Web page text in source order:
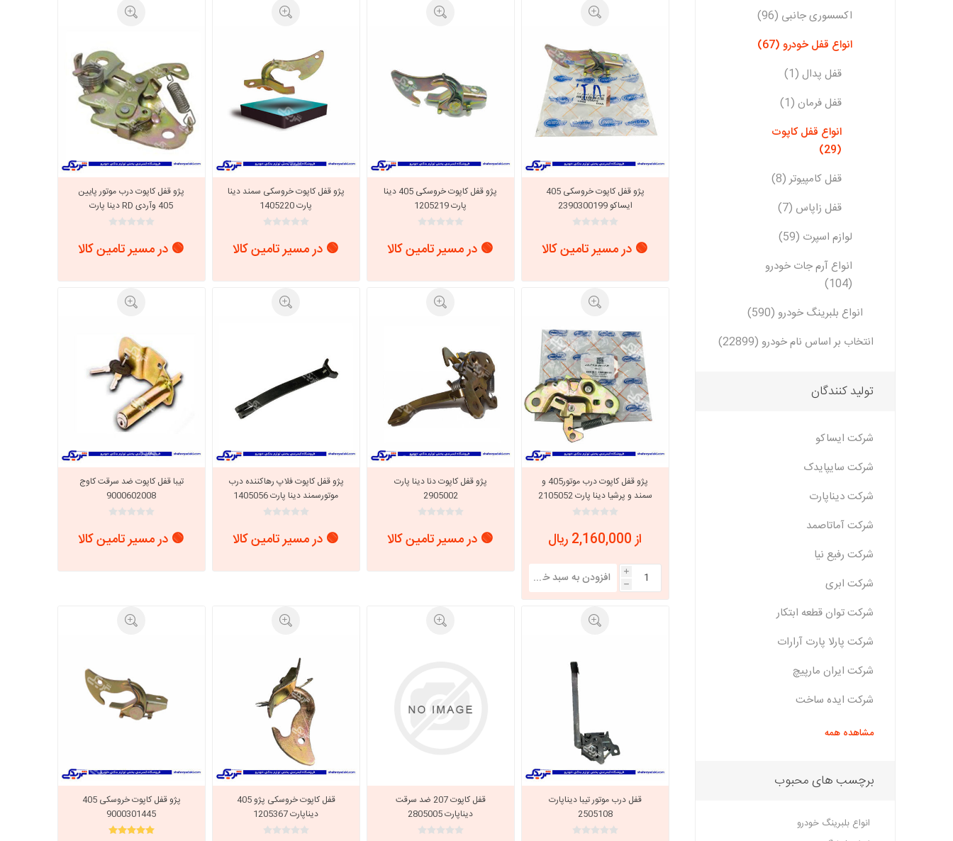
پژو قفل کاپوت خروسکی 405
ایساکو 2390300199
🟢 در مسیر تامین کالا
پژو قفل کاپوت خروسکی 405 دینا
پارت 1205219
🟢 در مسیر تامین کالا
پژو قفل کاپوت خروسکی سمند دینا
پارت 1405220
🟢 در مسیر تامین کالا
پژو قفل کاپوت درب موتور پایین
405 وآردی RD دینا پارت
2105009
🟢 در مسیر تامین کالا
پژو قفل کاپوت درب موتور405 و
سمند و پرشیا دینا پارت 2105052
از 2,160,000 ریال
i
h
پژو قفل کاپوت دنا دینا پارت
2905002
🟢 در مسیر تامین کالا
پژو قفل کاپوت فلاپ رهاکننده درب
موتورسمند دینا پارت 1405056
🟢 در مسیر تامین کالا
تیبا قفل کاپوت ضد سرقت کاوج
9000602008
🟢 در مسیر تامین کالا
قفل درب موتور تیبا دیناپارت
2505108
قفل کاپوت 207 ضد سرقت
دیناپارت 2805005
قفل کاپوت خروسکی پژو 405
دیناپارت 1205367
پژو قفل کاپوت خروسکی 405
9000301445
اکسسوری جانبی (96)
انواع قفل خودرو (67)
قفل پدال (1)
قفل فرمان (1)
انواع قفل کاپوت
(29)
قفل کامپیوتر (8)
قفل زاپاس (7)
لوازم اسپرت (59)
انواع آرم جات خودرو
(104)
انواع بلبرینگ خودرو (590)
انتخاب بر اساس نام خودرو (22899)
تولید کنندگان
شرکت ایساکو
شرکت سایپایدک
شرکت دیناپارت
شرکت آماتاصمد
شرکت رفیع نیا
شرکت ابری
شرکت توان قطعه ابتکار
شرکت پارلا پارت آرارات
شرکت ایران مارپیچ
شرکت ایده ساخت
مشاهده همه
برچسب های محبوب
انواع بلبرینگ خودرو